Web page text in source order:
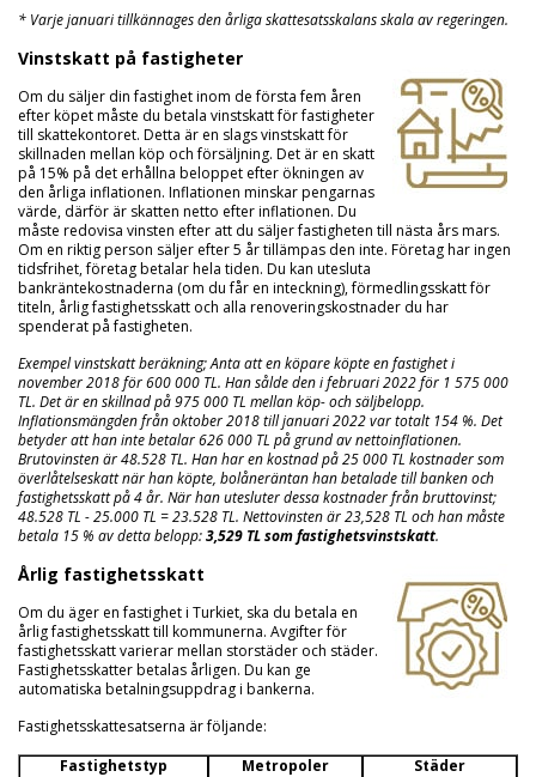
* Varje januari tillkännages den årliga skattesatsskalans skala av regeringen.
Vinstskatt på fastigheter
Om du säljer din fastighet inom de första fem åren
efter köpet måste du betala vinstskatt för fastigheter
till skattekontoret. Detta är en slags vinstskatt för
skillnaden mellan köp och försäljning. Det är en skatt
på 15% på det erhållna beloppet efter ökningen av
den årliga inflationen. Inflationen minskar pengarnas
värde, därför är skatten netto efter inflationen. Du
måste redovisa vinsten efter att du säljer fastigheten till nästa års mars.
Om en riktig person säljer efter 5 år tillämpas den inte. Företag har ingen
tidsfrihet, företag betalar hela tiden. Du kan utesluta
bankräntekostnaderna (om du får en inteckning), förmedlingsskatt för
titeln, årlig fastighetsskatt och alla renoveringskostnader du har
spenderat på fastigheten.
Exempel vinstskatt beräkning; Anta att en köpare köpte en fastighet i
november 2018 för 600 000 TL. Han sålde den i februari 2022 för 1 575 000
TL. Det är en skillnad på 975 000 TL mellan köp- och säljbelopp.
Inflationsmängden från oktober 2018 till januari 2022 var totalt 154 %. Det
betyder att han inte betalar 626 000 TL på grund av nettoinflationen.
Brutovinsten är 48.528 TL. Han har en kostnad på 25 000 TL kostnader som
överlåtelseskatt när han köpte, bolåneräntan han betalade till banken och
fastighetsskatt på 4 år. När han utesluter dessa kostnader från bruttovinst;
48.528 TL - 25.000 TL = 23.528 TL. Nettovinsten är 23,528 TL och han måste
betala 15 % av detta belopp:3,529 TL som fastighetsvinstskatt.
Årlig fastighetsskatt
Om du äger en fastighet i Turkiet, ska du betala en
årlig fastighetsskatt till kommunerna. Avgifter för
fastighetsskatt varierar mellan storstäder och städer.
Fastighetsskatter betalas årligen. Du kan ge
automatiska betalningsuppdrag i bankerna.
Fastighetsskattesatserna är följande:
Fastighetstyp
Metropoler
Städer